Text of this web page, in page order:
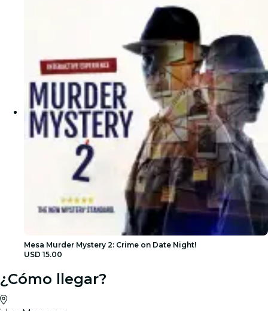
Mesa Murder Mystery 2: Crime on Date Night!
USD 15.00
¿Cómo llegar?